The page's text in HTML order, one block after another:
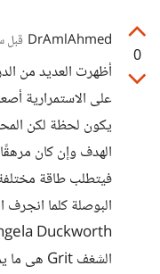
0
DrAmlAhmed قبل
أظهرت العديد من
على الاستمرارية
يكون لحظة لكن
الهدف وإن كان
فيتطلب طاقة
الشغف Grit هى ما يميز أصحاب الإنجازات العميقة عن غيرهم.